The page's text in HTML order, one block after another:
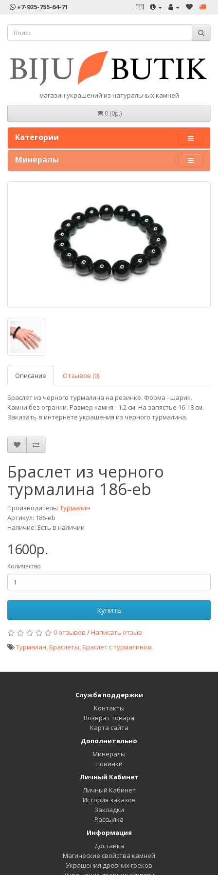
+7-925-755-64-71
магазин украшений из натуральных камней
0 (0р.)
Категории
Минералы
Описание Отзывов (0)
Браслет из черного турмалина на резинке. Форма - шарик.
Камни без огранки. Размер камня - 1.2 см. На запястье 16-18 см.
Заказать в интернете украшения из черного турмалина.
Браслет из черного
турмалина 186-eb
Производитель: Турмалин
Артикул: 186-eb
Наличие: Есть в наличии
1600р.
Количество
Купить
0 отзывов /Написать отзыв
Турмалин,Браслеты,Браслет с турмалином
Служба поддержки
Контакты
Возврат товара
Карта сайта
Дополнительно
Минералы
Новинки
Личный Кабинет
Личный Кабинет
История заказов
Закладки
Рассылка
Информация
Доставка
Магические свойства камней
Украшения древних греков